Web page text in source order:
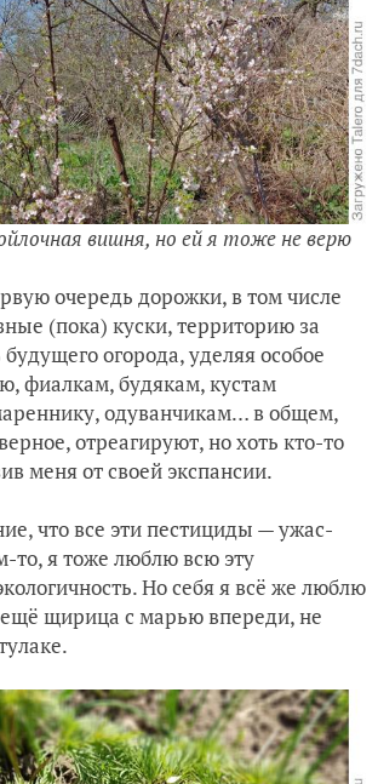
вишня, но ей я тоже не верю
очередь дорожки, в том числе
(пока) куски, территорию за
огорода, уделяя особое
фиалкам, будякам, кустам
одуванчикам… в общем,
отреагируют, но хоть кто-то
меня от своей экспансии.
что все эти пестициды — ужас-
то, я тоже люблю всю эту
Но себя я всё же люблю
щирица с марью впереди, не